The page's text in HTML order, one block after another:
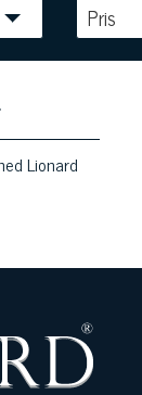
Pris
Lionard